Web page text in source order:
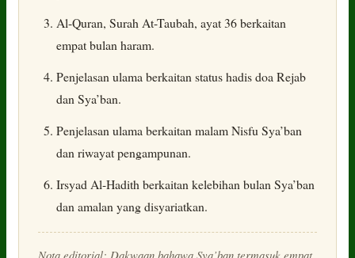
Al-Quran, Surah At-Taubah, ayat 36 berkaitan
empat bulan haram.
Penjelasan ulama berkaitan status hadis doa Rejab
dan Sya’ban.
Penjelasan ulama berkaitan malam Nisfu Sya’ban
dan riwayat pengampunan.
Irsyad Al-Hadith berkaitan kelebihan bulan Sya’ban
dan amalan yang disyariatkan.
Nota editorial: Dakwaan bahawa Sya’ban termasuk empat